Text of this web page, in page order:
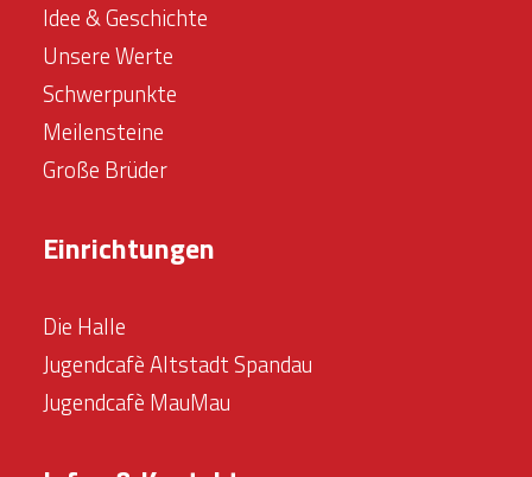
Idee & Geschichte
Unsere Werte
Schwerpunkte
Meilensteine
Große Brüder
Einrichtungen
Die Halle
Jugendcafè Altstadt Spandau
Jugendcafè MauMau